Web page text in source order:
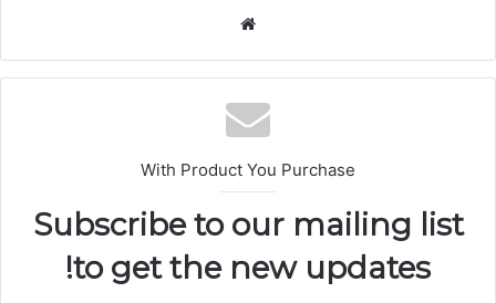
الوي
ب
With Product You Purchase
Subscribe to our mailing list
to get the new updates!